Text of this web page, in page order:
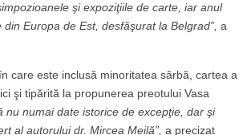
şi expoziţiile de carte, iar anul
Europa de Est, desfăşurat la Belgrad”, a
care este inclusă minoritatea sârbă, cartea a
şi tipărită la propunerea preotului Vasa
numai date istorice de excepţie, dar şi
al autorului dr. Mircea Meilă”, a precizat